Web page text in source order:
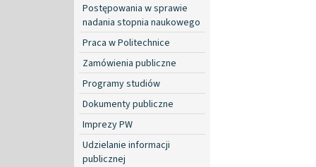
Postępowania w sprawie
nadania stopnia naukowego
Praca w Politechnice
Zamówienia publiczne
Programy studiów
Dokumenty publiczne
Imprezy PW
Udzielanie informacji
publicznej